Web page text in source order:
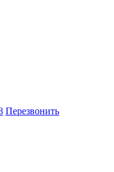
Перезвонить